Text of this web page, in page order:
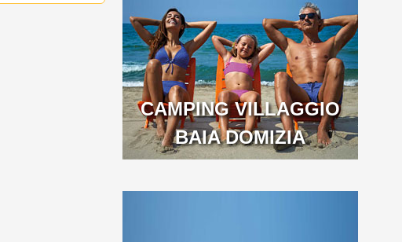
CAMPING VILLAGGIO
BAIA DOMIZIA